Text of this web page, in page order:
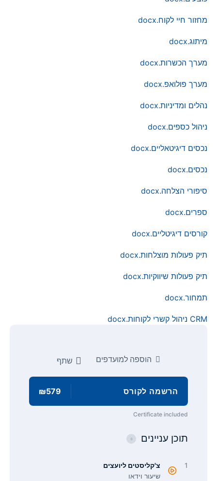
מחזור חיי לקוח.docx
מיתוג.docx
מערך הכשרות.docx
מערך פולואפ.docx
נהלים ומדיניות.docx
ניהול כספים.docx
נכסים דיגיטאליים.docx
נכסים.docx
סיפורי הצלחה.docx
ספרים.docx
קורסים דיגיטליים.docx
תיק פעולות מוצלחות.docx
תיק פעולות שיווקיות.docx
תמחור.docx
CRM ניהול קשרי לקוחות.docx
הוספה למועדפים שתף
הרשמה לקורס ₪579
Certificate included
תוכן עניינים
1
צ'קליסטים ליועצים
שיעור וידאו